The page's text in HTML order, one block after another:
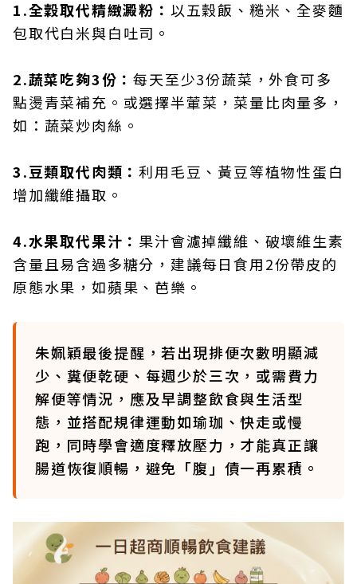
1.全穀取代精緻澱粉： 以五穀飯、糙米、全麥麵
包取代白米與白吐司。
2.蔬菜吃夠3份：每天至少3份蔬菜，外食可多
點燙青菜補充。或選擇半葷菜，菜量比肉量多，
如：蔬菜炒肉絲。
3.豆類取代肉類：利用毛豆、黃豆等植物性蛋白
增加纖維攝取。
4.水果取代果汁： 果汁會濾掉纖維、破壞維生素
含量且易含過多糖分，建議每日食用2份帶皮的
原態水果，如蘋果、芭樂。
朱姵穎最後提醒，若出現排便次數明顯減
少、糞便乾硬、每週少於三次，或需費力
解便等情況，應及早調整飲食與生活型
態，並搭配規律運動如瑜珈、快走或慢
跑，同時學會適度釋放壓力，才能真正讓
腸道恢復順暢，避免「腹」債一再累積。